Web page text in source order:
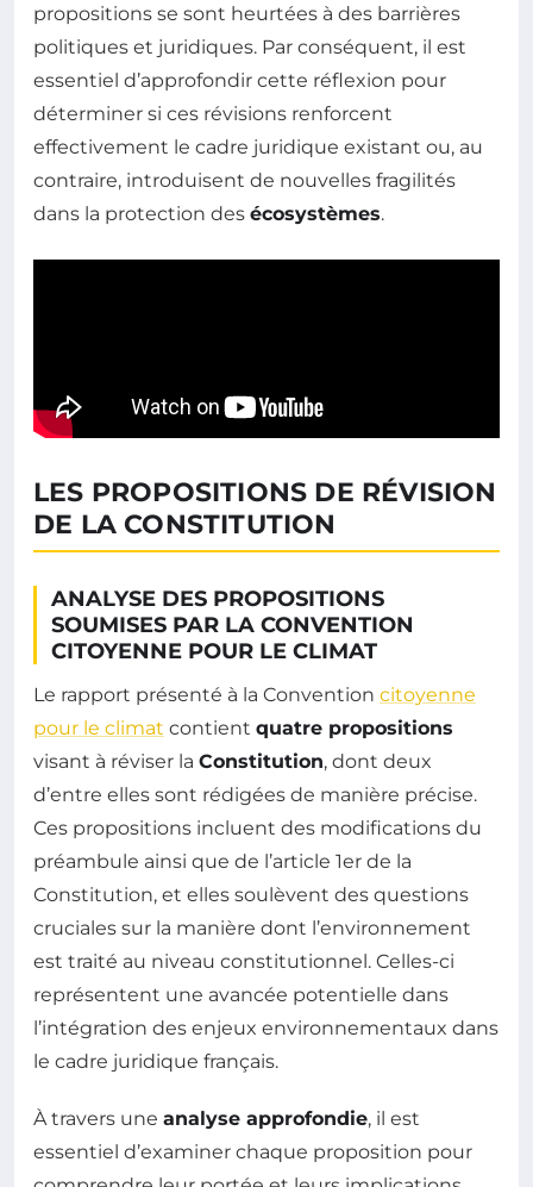
propositions se sont heurtées à des barrières
politiques et juridiques. Par conséquent, il est
essentiel d’approfondir cette réflexion pour
déterminer si ces révisions renforcent
effectivement le cadre juridique existant ou, au
contraire, introduisent de nouvelles fragilités
dans la protection des écosystèmes.
LES PROPOSITIONS DE RÉVISION
DE LA CONSTITUTION
ANALYSE DES PROPOSITIONS
SOUMISES PAR LA CONVENTION
CITOYENNE POUR LE CLIMAT
Le rapport présenté à la Convention citoyenne
pour le climat contient quatre propositions
visant à réviser la Constitution, dont deux
d’entre elles sont rédigées de manière précise.
Ces propositions incluent des modifications du
préambule ainsi que de l’article 1er de la
Constitution, et elles soulèvent des questions
cruciales sur la manière dont l’environnement
est traité au niveau constitutionnel. Celles-ci
représentent une avancée potentielle dans
l’intégration des enjeux environnementaux dans
le cadre juridique français.
À travers une analyse approfondie, il est
essentiel d’examiner chaque proposition pour